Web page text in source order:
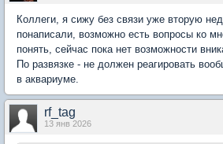
Коллеги, я сижу без связи уже вторую
понаписали, возможно есть вопросы ко
понять, сейчас пока нет возможности
По развязке - не должен реагировать
в аквариуме.
rf_tag
13 янв 2026